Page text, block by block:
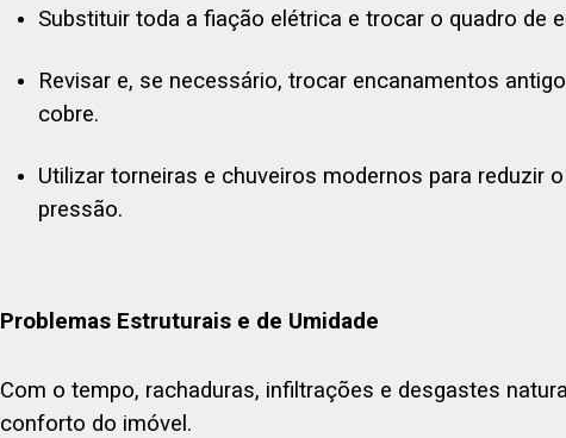
Substituir toda a fiação elétrica e trocar o quadro de
Revisar e, se necessário, trocar encanamentos
cobre.
Utilizar torneiras e chuveiros modernos para reduzir
pressão.
Problemas Estruturais e de Umidade
Com o tempo, rachaduras, infiltrações e desgastes
conforto do imóvel.